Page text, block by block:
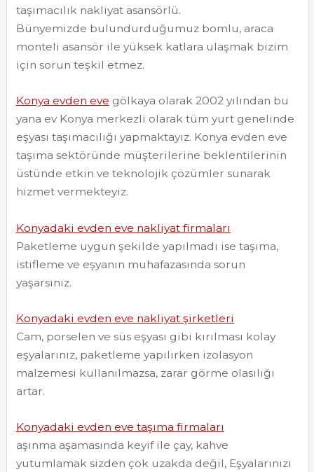
taşımacılık nakliyat asansörlü.
Bünyemizde bulundurduğumuz bomlu, araca
monteli asansör ile yüksek katlara ulaşmak bizim
için sorun teşkil etmez.
Konya evden eve gölkaya olarak 2002 yılından bu
yana ev Konya merkezli olarak tüm yurt genelinde
eşyası taşımacılığı yapmaktayız. Konya evden eve
taşıma sektöründe müşterilerine beklentilerinin
üstünde etkin ve teknolojik çözümler sunarak
hizmet vermekteyiz.
Konyadaki evden eve nakliyat firmaları
Paketleme uygun şekilde yapılmadı ise taşıma,
istifleme ve eşyanın muhafazasında sorun
yaşarsınız.
Konyadaki evden eve nakliyat şirketleri
Cam, porselen ve süs eşyası gibi kırılması kolay
eşyalarınız, paketleme yapılırken izolasyon
malzemesi kullanılmazsa, zarar görme olasılığı
artar.
Konyadaki evden eve taşıma firmaları
aşınma aşamasında keyif ile çay, kahve
yutumlamak sizden çok uzakda değil, Eşyalarınızı